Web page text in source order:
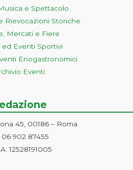
e Spettacolo
Rievocazioni Storiche
Mercati e Fiere
ed Eventi Sportivi
Enogastronomici
Eventi
45, 00186 – Roma
06 902 87455
12528191005